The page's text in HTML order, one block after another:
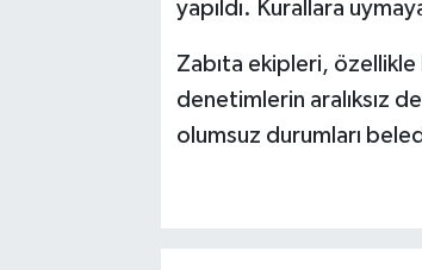
yapıldı. Kurallara
Zabıta ekipleri,
denetimlerin aralıksız
olumsuz durumları